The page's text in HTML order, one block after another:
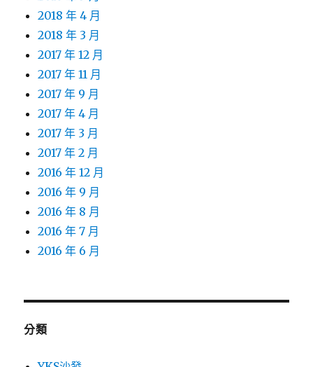
2018 年 4 月
2018 年 3 月
2017 年 12 月
2017 年 11 月
2017 年 9 月
2017 年 4 月
2017 年 3 月
2017 年 2 月
2016 年 12 月
2016 年 9 月
2016 年 8 月
2016 年 7 月
2016 年 6 月
分類